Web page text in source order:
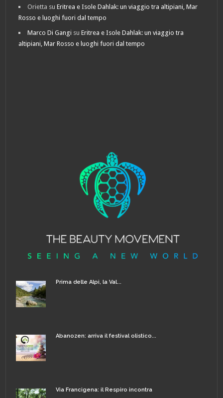
Orietta suEritrea e Isole Dahlak: un viaggio tra altipiani, Mar
Rosso e luoghi fuori dal tempo
Marco Di Gangi suEritrea e Isole Dahlak: un viaggio tra
altipiani, Mar Rosso e luoghi fuori dal tempo
Prima delle Alpi, la Val...
Abanozen: arriva il festival olistico...
Via Francigena: il Respiro incontra